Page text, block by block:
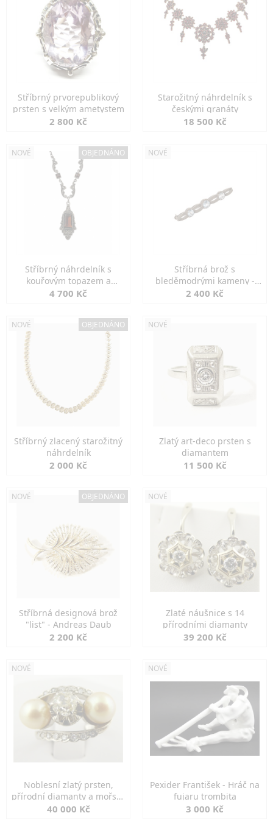
Stříbrný prvorepublikový
prsten s velkým ametystem
2 800 Kč
Starožitný náhrdelník s
českými granáty
18 500 Kč
NOVÉ OBJEDNÁNO
Stříbrný náhrdelník s
kouřovým topazem a
markazity
4 700 Kč
NOVÉ
Stříbrná brož s
bleděmodrými kameny -
jemná elegance
2 400 Kč
NOVÉ OBJEDNÁNO
Stříbrný zlacený starožitný
náhrdelník
2 000 Kč
NOVÉ
Zlatý art-deco prsten s
diamantem
11 500 Kč
NOVÉ OBJEDNÁNO
Stříbrná designová brož
"list" - Andreas Daub
2 200 Kč
NOVÉ
Zlaté náušnice s 14
přírodními diamanty
39 200 Kč
NOVÉ
Noblesní zlatý prsten,
přírodní diamanty a mořské
perly
40 000 Kč
NOVÉ
Pexider František - Hráč na
fujaru trombita
3 000 Kč